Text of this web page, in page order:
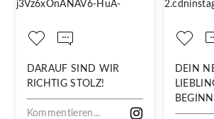
DARAUF SIND WIR
RICHTIG STOLZ!
Kommentieren...
DEIN
STOFF